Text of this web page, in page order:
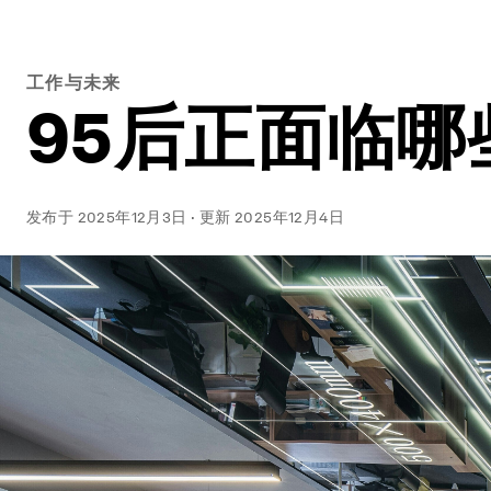
工作与未来
95后正面临哪
发布于 2025年12月3日 · 更新2025年12月4日